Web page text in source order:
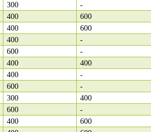
300 -
400 600
400 600
400 -
600 -
400 400
400 -
600 -
300 400
600 -
400 600